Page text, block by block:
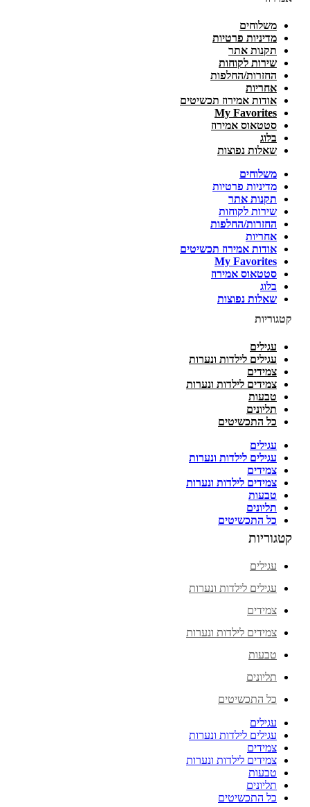
משלוחים
מדיניות פרטיות
תקנות אתר
שירות לקוחות
החזרות/החלפות
אחריות
אודות אמירוז תכשיטים
My Favorites
סטטאוס אמירוז
בלוג
שאלות נפוצות
משלוחים
מדיניות פרטיות
תקנות אתר
שירות לקוחות
החזרות/החלפות
אחריות
אודות אמירוז תכשיטים
My Favorites
סטטאוס אמירוז
בלוג
שאלות נפוצות
קטגוריות
עגילים
עגילים לילדות ונערות
צמידים
צמידים לילדות ונערות
טבעות
תליונים
כל התכשיטים
עגילים
עגילים לילדות ונערות
צמידים
צמידים לילדות ונערות
טבעות
תליונים
כל התכשיטים
קטגוריות
עגילים
עגילים לילדות ונערות
צמידים
צמידים לילדות ונערות
טבעות
תליונים
כל התכשיטים
עגילים
עגילים לילדות ונערות
צמידים
צמידים לילדות ונערות
טבעות
תליונים
כל התכשיטים